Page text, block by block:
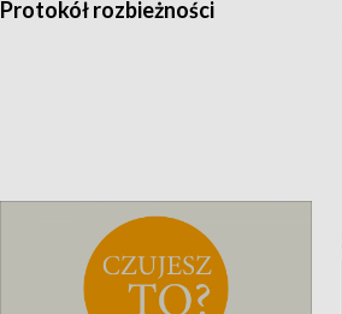
Protokół rozbieżności